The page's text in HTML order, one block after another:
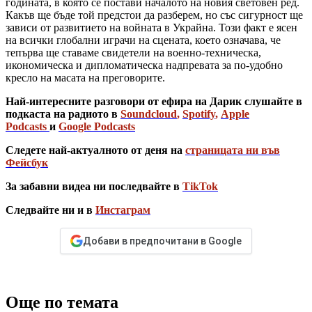
Какъв ще бъде той предстои да разберем, но със сигурност ще
зависи от развитието на войната в Украйна. Този факт е ясен
на всички глобални играчи на сцената, което означава, че
тепърва ще ставаме свидетели на военно-техническа,
икономическа и дипломатическа надпревата за по-удобно
кресло на масата на преговорите.
Най-интересните разговори от ефира на Дарик слушайте в
подкаста на радиото в Soundcloud, Spotify, Apple
Podcasts и Google Podcasts
Следете най-актуалното от деня на страницата ни във
Фейсбук
За забавни видеа ни последвайте в TikTok
Следвайте ни и в Инстаграм
Добави в предпочитани в Google
Още по темата